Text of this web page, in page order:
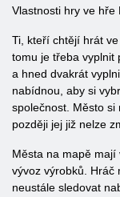
Vlastnosti hry ve hře
Ti, kteří chtějí hrát
tomu je třeba vyplnit
a hned dvakrát
nabídnou, aby si
společnost. Město si
později jej již nelze
Města na mapě
vývoz výrobků. Hráč
neustále sledovat